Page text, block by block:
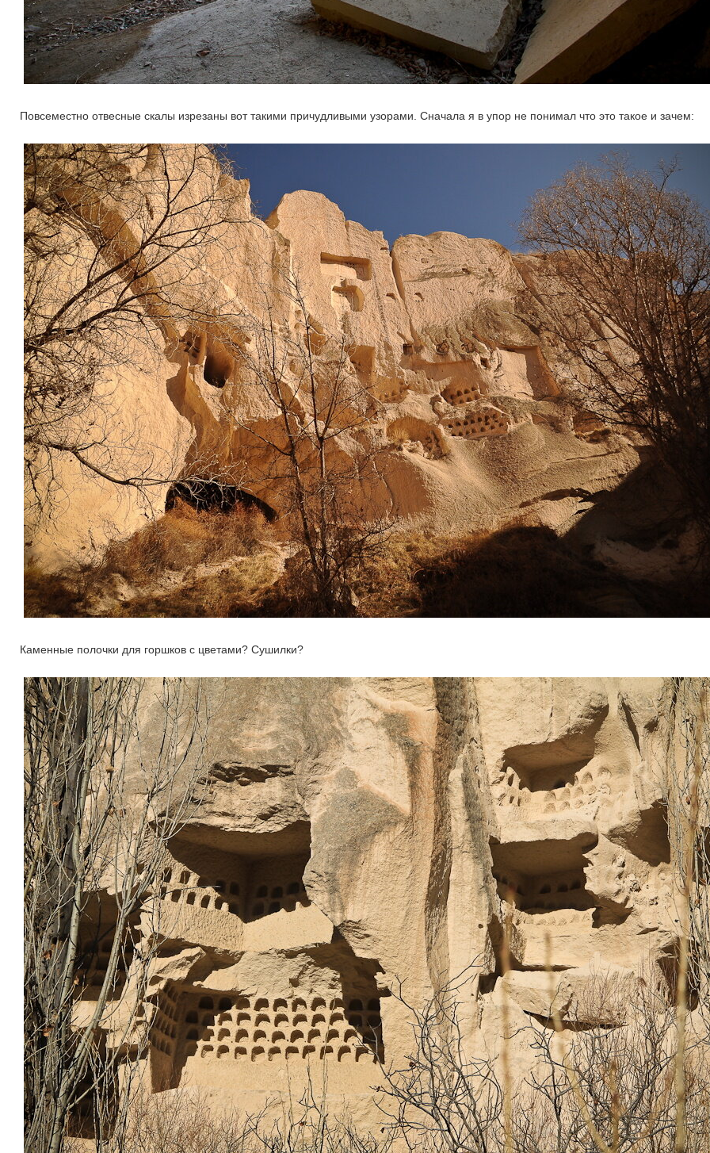
Повсеместно отвесные скалы изрезаны вот такими причудливыми узорами. Сначала я в упор не понимал что это такое и зачем:
Каменные полочки для горшков с цветами? Сушилки?